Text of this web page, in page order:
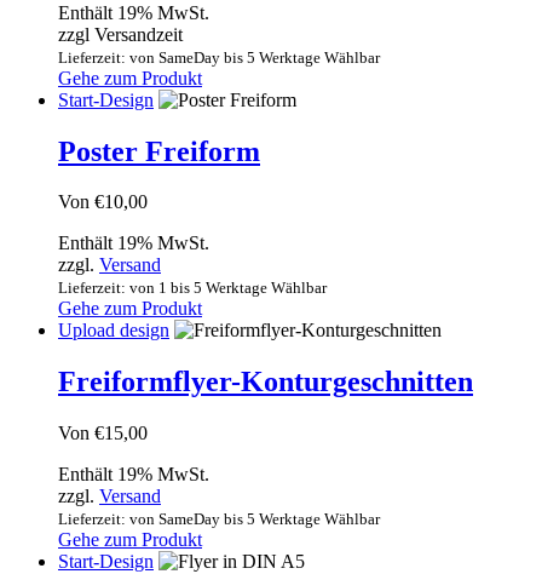
Enthält 19% MwSt.
zzgl Versandzeit
Lieferzeit: von SameDay bis 5 Werktage Wählbar
Gehe zum Produkt
Start-Design
Poster Freiform
Von €10,00
Enthält 19% MwSt.
zzgl. Versand
Lieferzeit: von 1 bis 5 Werktage Wählbar
Gehe zum Produkt
Upload design
Freiformflyer-Konturgeschnitten
Von €15,00
Enthält 19% MwSt.
zzgl. Versand
Lieferzeit: von SameDay bis 5 Werktage Wählbar
Gehe zum Produkt
Start-Design